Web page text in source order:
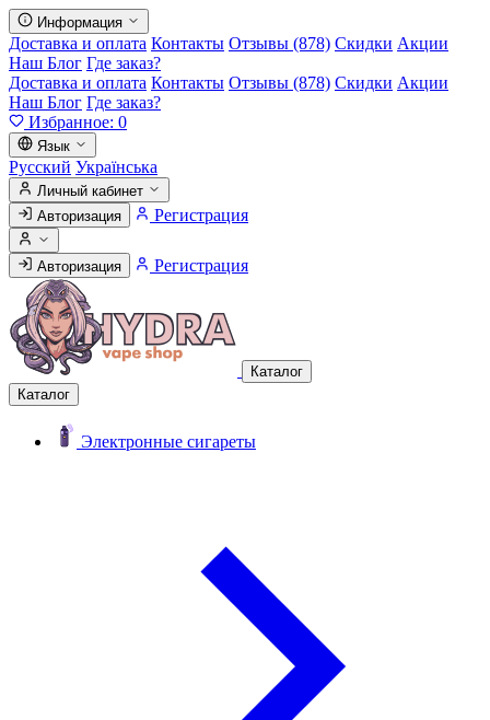
Информация
Доставка и оплата Контакты Отзывы (878) Скидки Акции
Наш Блог Где заказ?
Доставка и оплата Контакты Отзывы (878) Скидки Акции
Наш Блог Где заказ?
Избранное: 0
Язык
Русский Українська
Личный кабинет
Авторизация
Регистрация
Авторизация Регистрация
Каталог
Каталог
Электронные сигареты